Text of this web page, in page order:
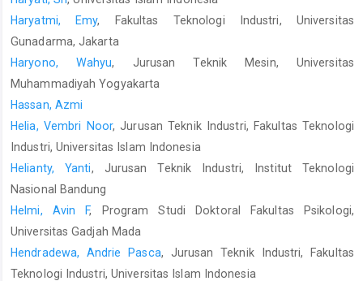
Haryatmi, Emy, Fakultas Teknologi Industri, Universitas
Gunadarma, Jakarta
Haryono, Wahyu, Jurusan Teknik Mesin, Universitas
Muhammadiyah Yogyakarta
Hassan, Azmi
Helia, Vembri Noor, Jurusan Teknik Industri, Fakultas Teknologi
Industri, Universitas Islam Indonesia
Helianty, Yanti, Jurusan Teknik Industri, Institut Teknologi
Nasional Bandung
Helmi, Avin F, Program Studi Doktoral Fakultas Psikologi,
Universitas Gadjah Mada
Hendradewa, Andrie Pasca, Jurusan Teknik Industri, Fakultas
Teknologi Industri, Universitas Islam Indonesia